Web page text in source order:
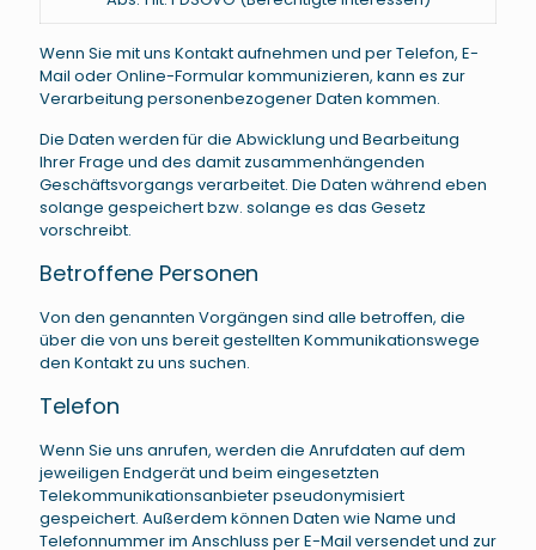
Wenn Sie mit uns Kontakt aufnehmen und per Telefon, E-
Mail oder Online-Formular kommunizieren, kann es zur
Verarbeitung personenbezogener Daten kommen.
Die Daten werden für die Abwicklung und Bearbeitung
Ihrer Frage und des damit zusammenhängenden
Geschäftsvorgangs verarbeitet. Die Daten während eben
solange gespeichert bzw. solange es das Gesetz
vorschreibt.
Betroffene Personen
Von den genannten Vorgängen sind alle betroffen, die
über die von uns bereit gestellten Kommunikationswege
den Kontakt zu uns suchen.
Telefon
Wenn Sie uns anrufen, werden die Anrufdaten auf dem
jeweiligen Endgerät und beim eingesetzten
Telekommunikationsanbieter pseudonymisiert
gespeichert. Außerdem können Daten wie Name und
Telefonnummer im Anschluss per E-Mail versendet und zur